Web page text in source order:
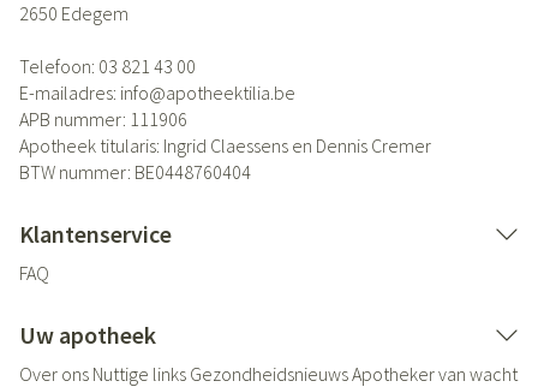
2650 Edegem
Telefoon: 03 821 43 00
E-mailadres: info@apotheektilia.be
APB nummer: 111906
Apotheek titularis: Ingrid Claessens en Dennis Cremer
BTW nummer: BE0448760404
Klantenservice
FAQ
Uw apotheek
Over ons Nuttige links GezondheidsnieuwsApotheker van wacht